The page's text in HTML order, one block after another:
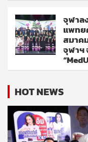
จุฬาล
แพทย
สมาค
จุฬาฯ
HOT NEWS